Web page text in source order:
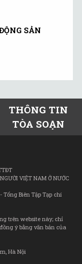
SẢN
THÔNG TIN
TÒA SOẠN
VIỆT NAM Ở NƯỚC
- Tổng Biên Tập Tạp chí
trên website này; chỉ
ý bằng văn bản của
Hà Nội